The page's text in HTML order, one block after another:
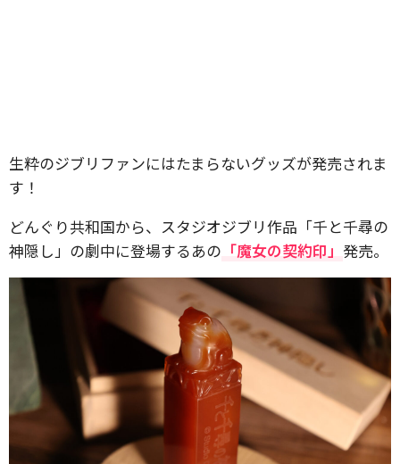
生粋のジブリファンにはたまらないグッズが発売されま
す！
どんぐり共和国から、スタジオジブリ作品「千と千尋の
神隠し」の劇中に登場するあの 「魔女の契約印」 発売。